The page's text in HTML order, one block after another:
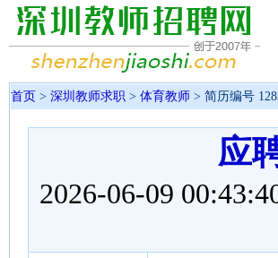
首页 > 深圳教师求职 > 体育教师 > 简历编号
应
2026-06-09